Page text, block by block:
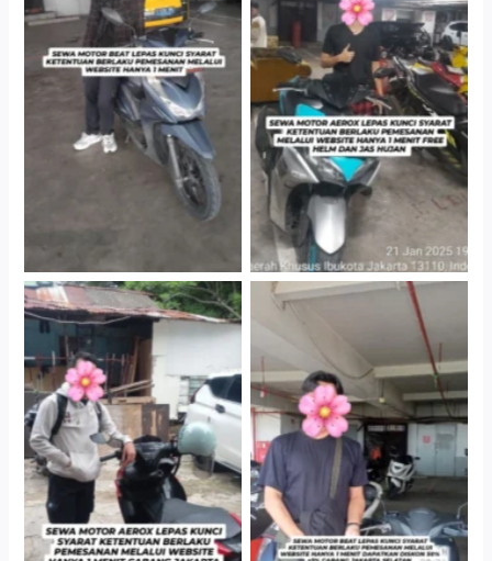
Cityplaza Jatinegara
Gedung Parkir P6A
Cityplaza Jatinegara
Gedung Parkir P6A
Cabang Jakarta Barat
Cityplaza Jatinegara
Gedung Parkir P6A